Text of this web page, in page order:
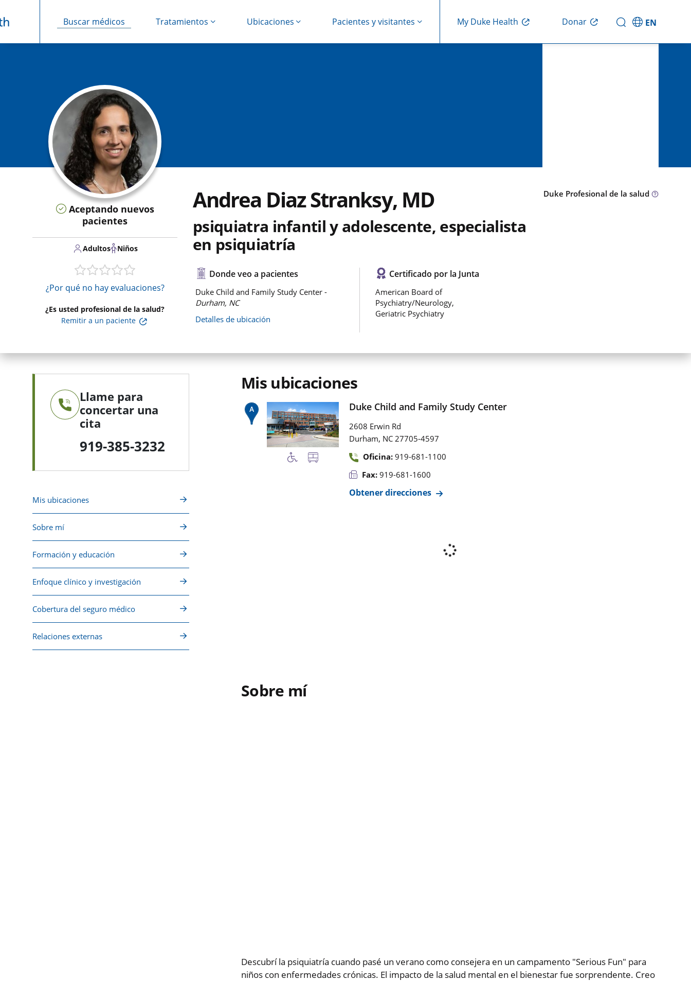
Buscar médicos Tratamientos Ubicaciones Pacientes y visitantes My Duke Health Donar EN
Aceptando nuevos
pacientes
Adultos Niños
¿Por qué no hay evaluaciones?
¿Es usted profesional de la salud?
Remitir a un paciente
Andrea Diaz Stranksy, MD
psiquiatra infantil y adolescente, especialista
en psiquiatría
Duke Profesional de la salud
Donde veo a pacientes
Duke Child and Family Study Center -
Durham, NC
Detalles de ubicación
Certificado por la Junta
American Board of
Psychiatry/Neurology,
Geriatric Psychiatry
Llame para
concertar una
cita
919-385-3232
Mis ubicaciones
Sobre mí
Formación y educación
Enfoque clínico y investigación
Cobertura del seguro médico
Relaciones externas
Mis ubicaciones
Duke Child and Family Study Center
2608 Erwin Rd
Durham, NC 27705-4597
Oficina: 919-681-1100
Fax: 919-681-1600
Obtener direcciones
Sobre mí
Descubrí la psiquiatría cuando pasé un verano como consejera en un campamento "Serious Fun" para
niños con enfermedades crónicas. El impacto de la salud mental en el bienestar fue sorprendente. Creo